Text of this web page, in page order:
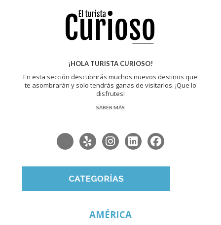
¡HOLA TURISTA CURIOSO!
En esta sección descubrirás muchos nuevos destinos que
te asombrarán y solo tendrás ganas de visitarlos. ¡Que lo
disfrutes!
SABER MÁS
AMÉRICA